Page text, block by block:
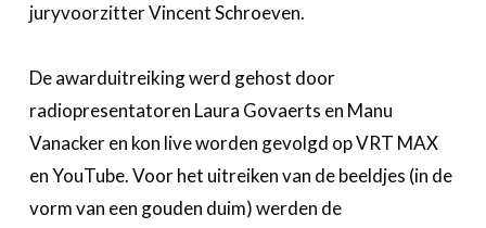
juryvoorzitter Vincent Schroeven.
De awarduitreiking werd gehost door
radiopresentatoren Laura Govaerts en Manu
Vanacker en kon live worden gevolgd op VRT MAX
en YouTube. Voor het uitreiken van de beeldjes (in de
vorm van een gouden duim) werden de